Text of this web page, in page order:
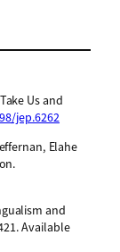
Us and
jep.6262
Elahe
and
Available